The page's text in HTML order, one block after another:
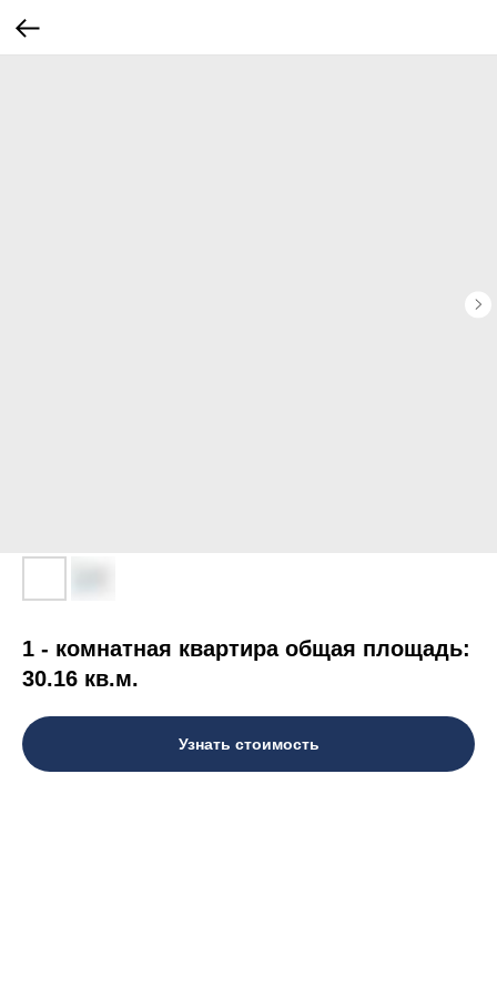
1 - комнатная квартира общая площадь:
30.16 кв.м.
Узнать стоимость